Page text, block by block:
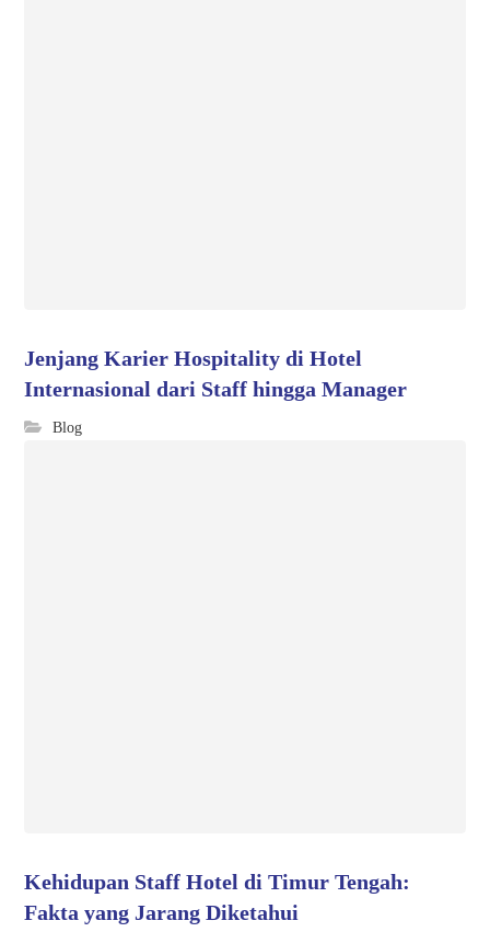
Jenjang Karier Hospitality di Hotel
Internasional dari Staff hingga Manager
Blog
Kehidupan Staff Hotel di Timur Tengah:
Fakta yang Jarang Diketahui